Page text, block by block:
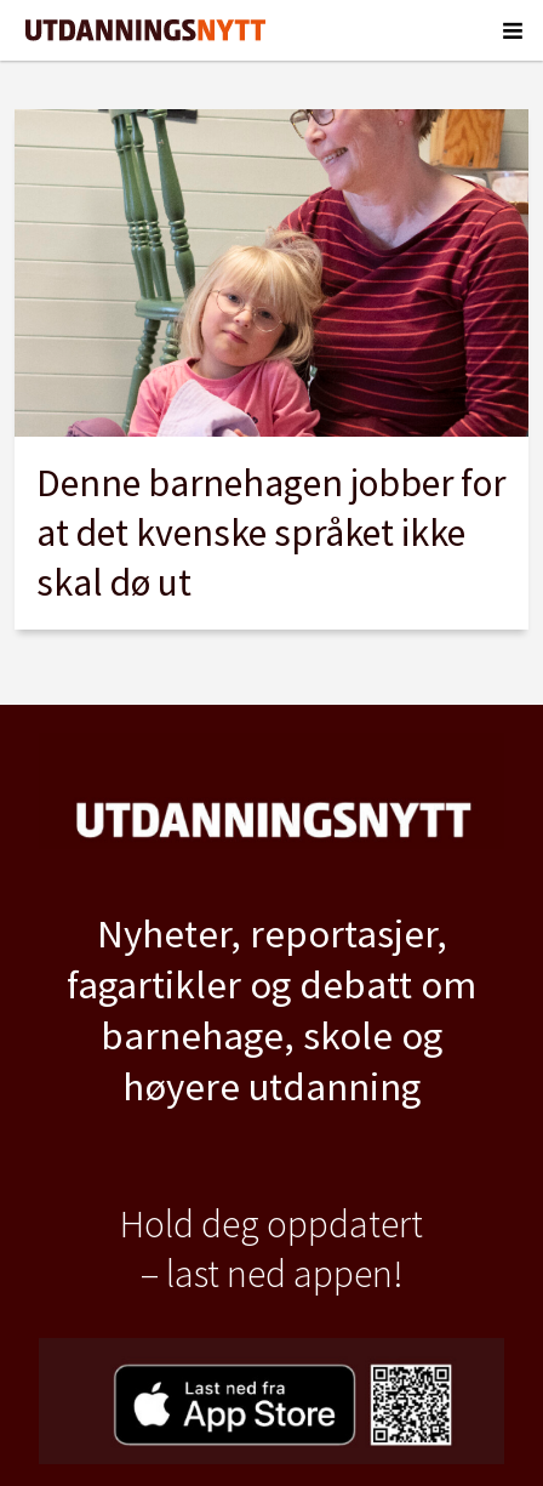
Tag:
kvensk
språk
Denne barnehagen jobber for
at det kvenske språket ikke
skal dø ut
Nyheter, reportasjer,
fagartikler og debatt om
barnehage, skole og
høyere utdanning
Hold deg oppdatert
– last ned appen!